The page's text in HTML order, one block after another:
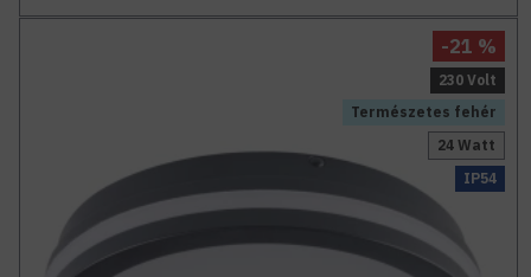
Természetes fehér
230 Volt
IP54
24 Watt
-21 %